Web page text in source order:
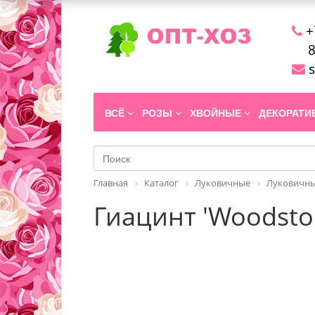
ВСЁ РОЗЫ ХВОЙНЫЕ
Главная Каталог Луковичные
Гиацинт